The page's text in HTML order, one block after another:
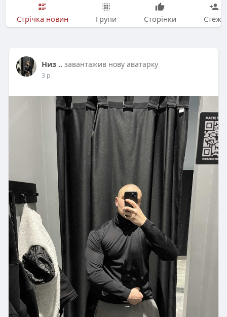
Стрічка новин Групи Сторінки Стежу
Низ .. завантажив нову аватарку
3 р.